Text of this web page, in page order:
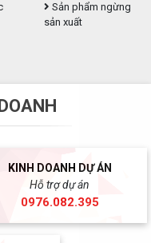
Sản phẩm ngừng
sản xuất
KINH DOANH DỰ ÁN
Hỗ trợ dự án
0976.082.395